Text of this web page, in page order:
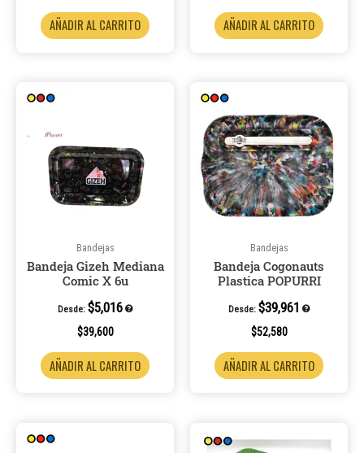
AÑADIR AL CARRITO AÑADIR AL CARRITO
Bandejas
Bandeja Gizeh Mediana
Comic X 6u
Desde: $5,016
$39,600
AÑADIR AL CARRITO
Bandejas
Bandeja Cogonauts
Plastica POPURRI
Desde: $39,961
$52,580
AÑADIR AL CARRITO